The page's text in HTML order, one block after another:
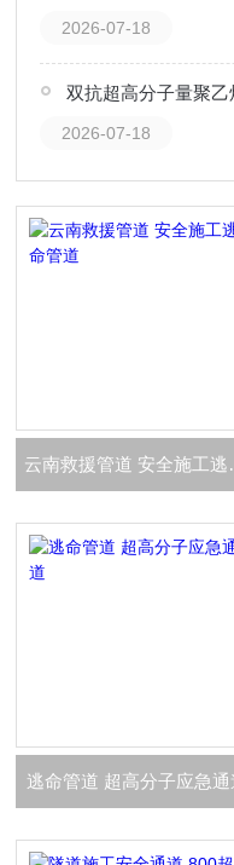
2026-07-18
双抗超高分子量聚乙
2026-07-18
云南
逃命管道 超高分子应急通